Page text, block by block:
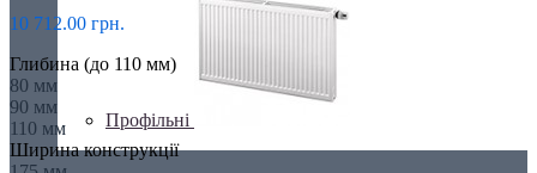
Профільні
10 712.00 грн.
Глибина (до 110 мм)
80 мм
90 мм
110 мм
Ширина конструкції